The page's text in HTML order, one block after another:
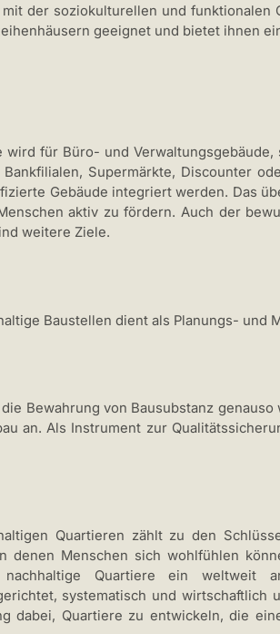
der soziokulturellen und
geeignet und bietet ihnen
wird für Büro- und
Supermärkte, Discounter
Gebäude integriert werden. Das
aktiv zu fördern. Auch der
weitere Ziele.
Baustellen dient als Planungs-
Bewahrung von Bausubstanz
an. Als Instrument zur
Quartieren zählt zu den
denen Menschen sich wohlfühlen
nachhaltige Quartiere ein weltweit
systematisch und wirtschaftlich
dabei, Quartiere zu entwickeln, die